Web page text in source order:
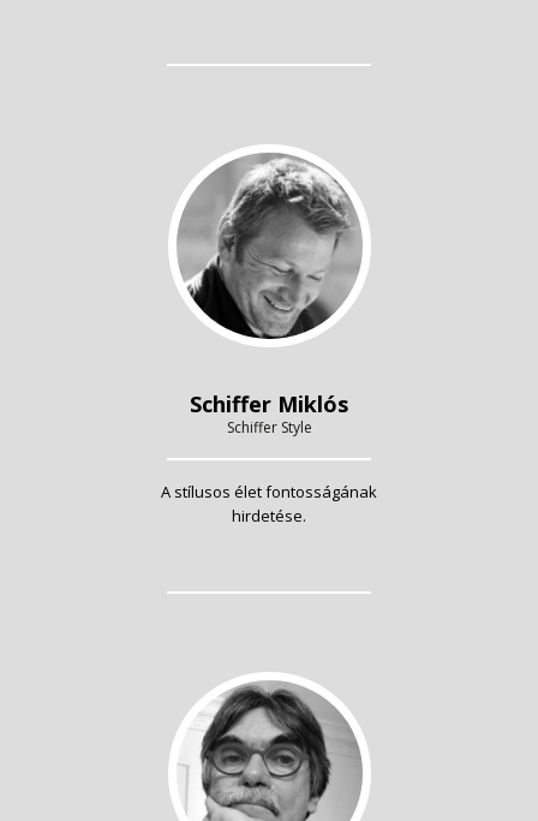
Schiffer Miklós
Schiffer Style
A stílusos élet fontosságának
hirdetése.